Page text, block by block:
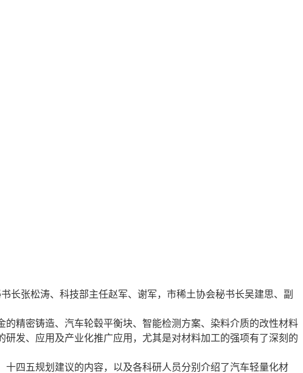
张松涛、科技部主任赵军、谢军，市稀土协会秘书长吴建思、副
精密铸造、汽车轮毂平衡块、智能检测方案、染料介质的改性材料
发、应用及产业化推广应用，尤其是对材料加工的强项有了深刻的
四五规划建议的内容，以及各科研人员分别介绍了汽车轻量化材